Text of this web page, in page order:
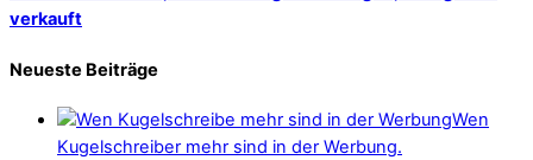
verkauft
Neueste Beiträge
Wen
Kugelschreiber mehr sind in der Werbung.